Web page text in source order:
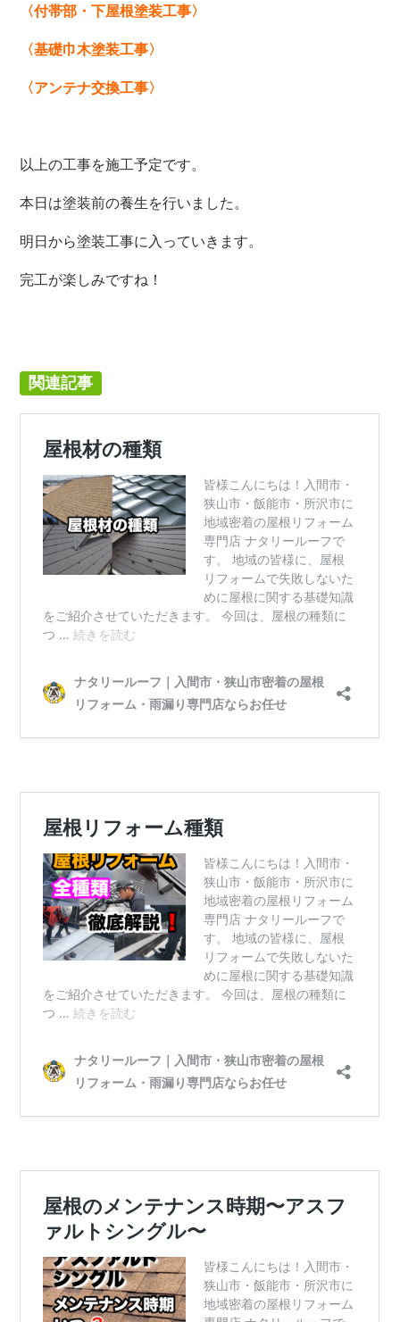
〈付帯部・下屋根塗装工事〉
〈基礎巾木塗装工事〉
〈アンテナ交換工事〉
以上の工事を施工予定です。
本日は塗装前の養生を行いました。
明日から塗装工事に入っていきます。
完工が楽しみですね！
関連記事